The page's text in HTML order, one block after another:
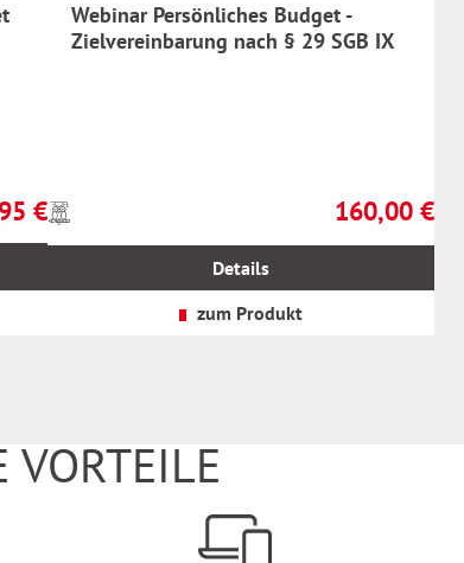
Preis:
€
Webinar Persönliches Budget -
Zielvereinbarung nach § 29 SGB IX
Regulärer Preis:
160,00 €
Preise
inkl.
Details
zum Produkt
VORTEILE